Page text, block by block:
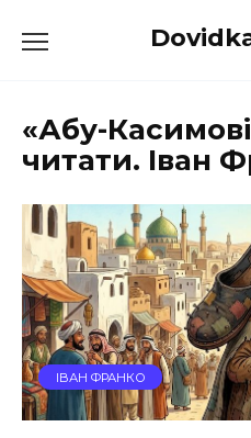
до
«Абу-
читати. Іван
ІВАН ФРАНКО